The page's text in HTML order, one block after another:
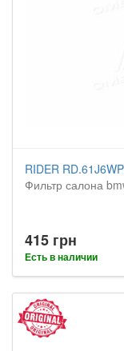
RIDER
Фильтр салона
415 грн
Есть в наличии